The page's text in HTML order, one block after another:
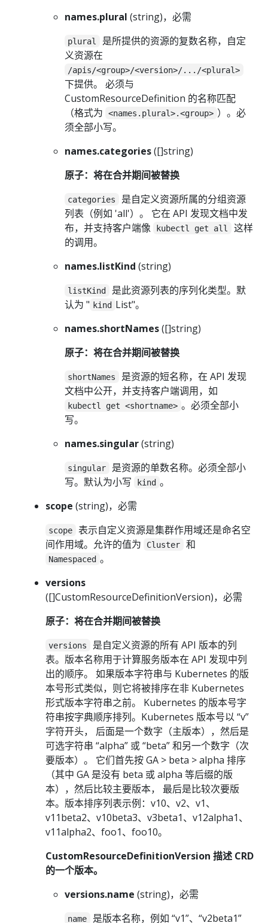
names.plural (string)，必需
plural
是所提供的资源的复数名称，自定
义资源在
/apis/<group>/<version>/.../<plural>
下提供。 必须与
CustomResourceDefinition 的名称匹配
（格式为
<names.plural>.<group> ）。必
须全部小写。
names.categories([]string)
原子：将在合并期间被替换
categories
是自定义资源所属的分组资源
列表（例如 'all'）。 它在 API 发现文档中发
布，并支持客户端像
kubectl get all
这样
的调用。
names.listKind (string)
listKind
是此资源列表的序列化类型。默
认为 " kind List"。
names.shortNames([]string)
原子：将在合并期间被替换
shortNames
是资源的短名称，在 API 发现
文档中公开，并支持客户端调用，如
kubectl get <shortname> 。必须全部小
写。
names.singular(string)
singular
是资源的单数名称。必须全部小
写。默认为小写
kind 。
scope (string)，必需
scope
表示自定义资源是集群作用域还是命名空
间作用域。允许的值为
Cluster 和
Namespaced 。
versions
([]CustomResourceDefinitionVersion)，必需
原子：将在合并期间被替换
versions
是自定义资源的所有 API 版本的列
表。版本名称用于计算服务版本在 API 发现中列
出的顺序。 如果版本字符串与 Kubernetes 的版
本号形式类似，则它将被排序在非 Kubernetes
形式版本字符串之前。 Kubernetes 的版本号字
符串按字典顺序排列。Kubernetes 版本号以 “v”
字符开头， 后面是一个数字（主版本），然后是
可选字符串 “alpha” 或 “beta” 和另一个数字（次
要版本）。 它们首先按 GA > beta > alpha 排序
（其中 GA 是没有 beta 或 alpha 等后缀的版
本），然后比较主要版本， 最后是比较次要版
本。版本排序列表示例：v10、v2、v1、
v11beta2、v10beta3、v3beta1、v12alpha1、
v11alpha2、foo1、foo10。
CustomResourceDefinitionVersion 描述 CRD
的一个版本。
versions.name (string)，必需
name 是版本名称，例如 “v1”、“v2beta1”